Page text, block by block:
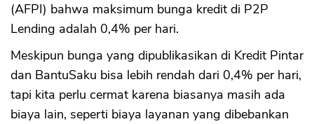
(AFPI) bahwa maksimum bunga kredit di P2P
Lending adalah 0,4% per hari.
Meskipun bunga yang dipublikasikan di Kredit Pintar
dan BantuSaku bisa lebih rendah dari 0,4% per hari,
tapi kita perlu cermat karena biasanya masih ada
biaya lain, seperti biaya layanan yang dibebankan